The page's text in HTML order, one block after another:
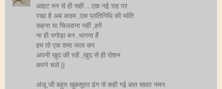
आहट मन से ही सही ...एक नई राह पर
रखा है अब कदम ,एक प्रतिनिधि की भांति
कहना या चिल्लाना नहीं ,हमें
ना ही भगोड़ा बन ,भागना हैं
हम तो एक शमा जला कर
अपनी खुद की राहें ,खुद से ही रोशन
करने चले ||
अंजू जी बहुत खुबसूरत ढंग से कही गई बात सादर नमन